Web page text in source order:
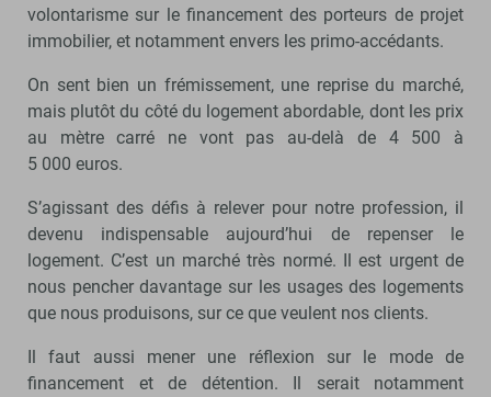
volontarisme sur le financement des porteurs de projet
immobilier, et notamment envers les primo-accédants.
On sent bien un frémissement, une reprise du marché,
mais plutôt du côté du logement abordable, dont les prix
au mètre carré ne vont pas au-delà de 4 500 à
5 000 euros.
S’agissant des défis à relever pour notre profession, il
devenu indispensable aujourd’hui de repenser le
logement. C’est un marché très normé. Il est urgent de
nous pencher davantage sur les usages des logements
que nous produisons, sur ce que veulent nos clients.
Il faut aussi mener une réflexion sur le mode de
financement et de détention. Il serait notamment